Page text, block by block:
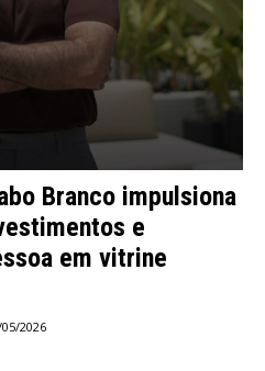
Branco impulsiona
e
em vitrine
2026